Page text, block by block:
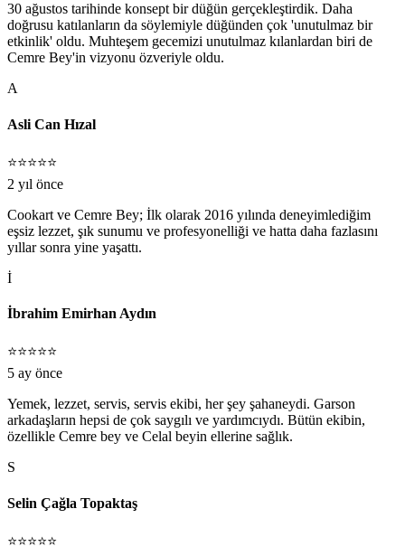
30 ağustos tarihinde konsept bir düğün gerçekleştirdik. Daha
doğrusu katılanların da söylemiyle düğünden çok 'unutulmaz bir
etkinlik' oldu. Muhteşem gecemizi unutulmaz kılanlardan biri de
Cemre Bey'in vizyonu özveriyle oldu.
A
Asli Can Hızal
⭐⭐⭐⭐⭐
2 yıl önce
Cookart ve Cemre Bey; İlk olarak 2016 yılında deneyimlediğim
eşsiz lezzet, şık sunumu ve profesyonelliği ve hatta daha fazlasını
yıllar sonra yine yaşattı.
İ
İbrahim Emirhan Aydın
⭐⭐⭐⭐⭐
5 ay önce
Yemek, lezzet, servis, servis ekibi, her şey şahaneydi. Garson
arkadaşların hepsi de çok saygılı ve yardımcıydı. Bütün ekibin,
özellikle Cemre bey ve Celal beyin ellerine sağlık.
S
Selin Çağla Topaktaş
⭐⭐⭐⭐⭐